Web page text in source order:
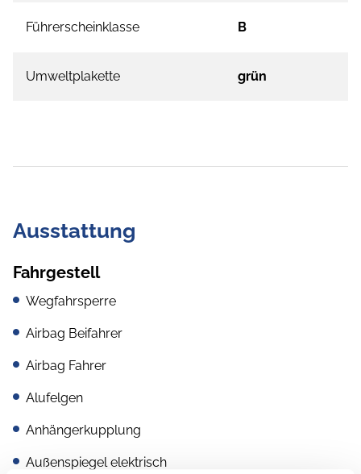
Führerscheinklasse B
Umweltplakette grün
Ausstattung
Fahrgestell
Wegfahrsperre
Airbag Beifahrer
Airbag Fahrer
Alufelgen
Anhängerkupplung
Außenspiegel elektrisch